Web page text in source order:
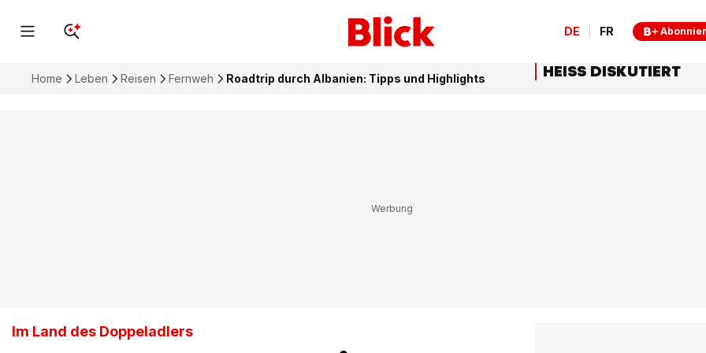
DE FR
Home Leben Reisen Fernweh Roadtrip durch Albanien: Tipps und Highlights
Im Land des Doppeladlers
HEISS DISKUTIERT